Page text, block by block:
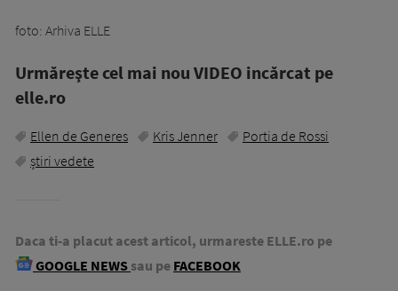
foto: Arhiva ELLE
Urmăreşte cel mai nou VIDEO incărcat pe
elle.ro
Ellen de Generes Kris Jenner
Portia de Rossi
știri vedete
Daca ti-a placut acest articol, urmareste ELLE.ro pe
GOOGLE NEWS sau pe FACEBOOK